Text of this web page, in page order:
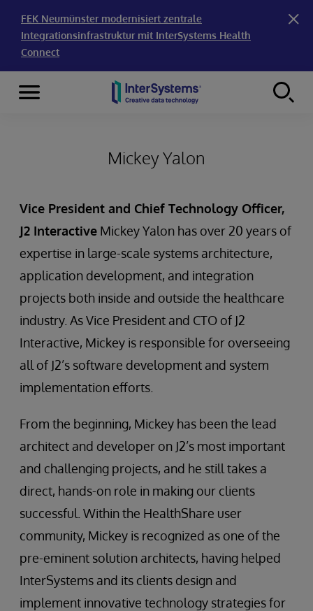
FEK Neumünster modernisiert zentrale
Integrationsinfrastruktur mit InterSystems Health
Connect
Skip to content
Menu
Mickey Yalon
Vice President and Chief Technology Officer,
J2 Interactive Mickey Yalon has over 20 years of
expertise in large-scale systems architecture,
application development, and integration
projects both inside and outside the healthcare
industry. As Vice President and CTO of J2
Interactive, Mickey is responsible for overseeing
all of J2’s software development and system
implementation efforts.
From the beginning, Mickey has been the lead
architect and developer on J2’s most important
and challenging projects, and he still takes a
direct, hands-on role in making our clients
successful. Within the HealthShare user
community, Mickey is recognized as one of the
pre-eminent solution architects, having helped
InterSystems and its clients design and
implement innovative technology strategies for